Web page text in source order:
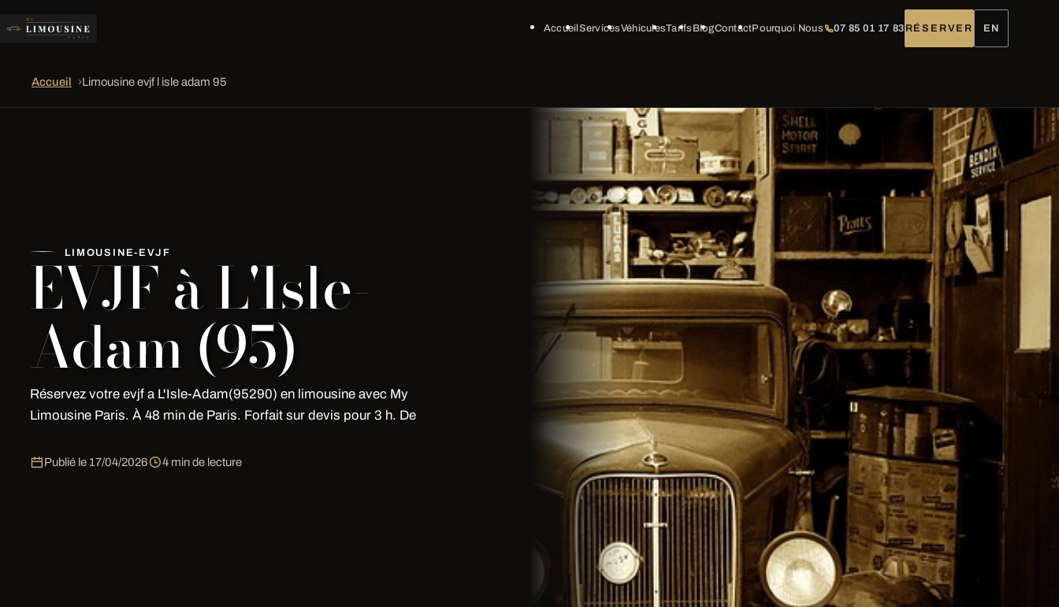
AccueilServicesVéhiculesTarifsBlogContactPourquoi Nous 07 85 01 17 83 RÉSERVER EN
Accueil ›Limousine evjf l isle adam 95
LIMOUSINE-EVJF
EVJF à L'Isle-
Adam (95)
Réservez votre evjf a L'Isle-Adam(95290) en limousine avec My
Limousine Paris. À 48 min de Paris. Forfait sur devis pour 3 h. De
Publié le 17/04/2026 4 min de lecture